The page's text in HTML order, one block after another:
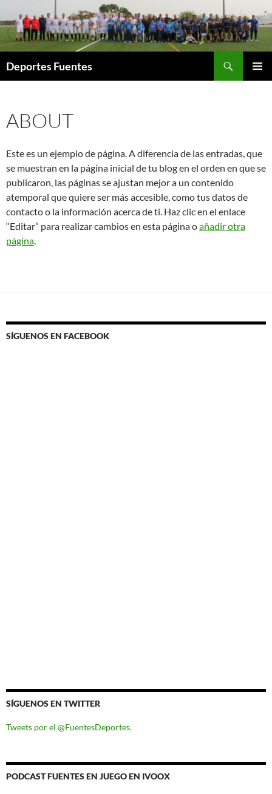
al
contenido
Deportes Fuentes
ABOUT
Este es un ejemplo de página. A diferencia de las entradas, que
se muestran en la página inicial de tu blog en el orden en que se
publicaron, las páginas se ajustan mejor a un contenido
atemporal que quiere ser más accesible, como tus datos de
contacto o la información acerca de ti. Haz clic en el enlace
“Editar” para realizar cambios en esta página oañadir otra
página.
SÍGUENOS EN FACEBOOK
SÍGUENOS EN TWITTER
Tweets por el @FuentesDeportes.
PODCAST FUENTES EN JUEGO EN IVOOX